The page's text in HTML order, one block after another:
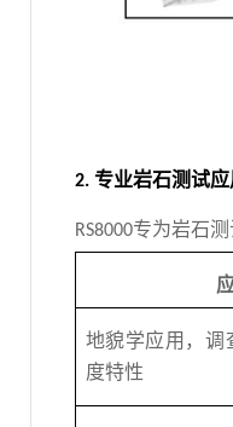
2. 专业岩石测试应
RS8000专为岩石
地貌学应用，调
度特性